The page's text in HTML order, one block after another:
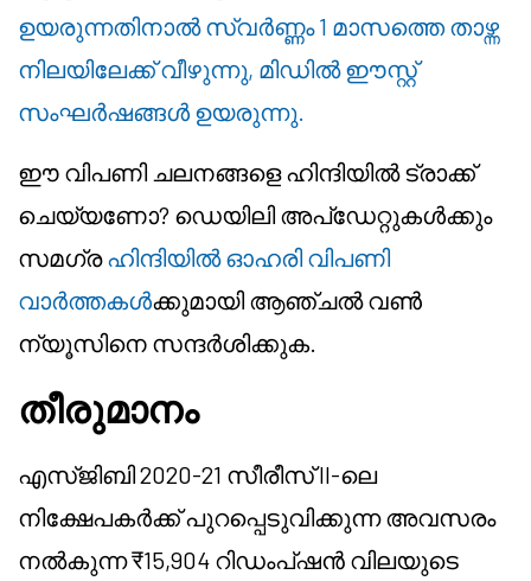
ഉയരുന്നതിനാൽ സ്വർണ്ണം 1 മാസത്തെ താഴ്ന്ന
നിലയിലേക്ക് വീഴുന്നു, മിഡിൽ ഈസ്റ്റ്
സംഘർഷങ്ങൾ ഉയരുന്നു.
ഈ വിപണി ചലനങ്ങളെ ഹിന്ദിയിൽ ട്രാക്ക്
ചെയ്യണോ? ഡെയിലി അപ്‌ഡേറ്റുകൾക്കും
സമഗ്ര ഹിന്ദിയിൽ ഓഹരി വിപണി
വാർത്തകൾക്കുമായി ആഞ്ചൽ വൺ
ന്യൂസിനെ സന്ദർശിക്കുക.
തീരുമാനം
എസ്‌ജിബി 2020-21 സീരീസ് II-ലെ
നിക്ഷേപകർക്ക് പുറപ്പെടുവിക്കുന്ന അവസരം
നൽകുന്ന ₹15,904 റിഡംപ്ഷൻ വിലയുടെ